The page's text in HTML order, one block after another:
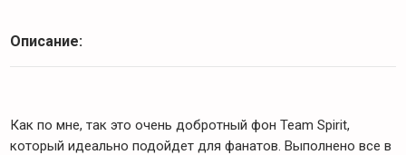
Описание:
Как по мне, так это очень добротный фон Team Spirit,
который идеально подойдет для фанатов. Выполнено все в